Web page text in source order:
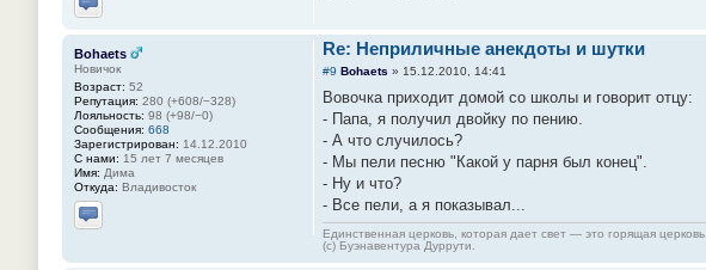
Отправить личное сообщение
Bohaets
Новичок
Возраст: 52
Репутация: 280 (+608/−328)
Лояльность: 98 (+98/−0)
Сообщения: 668
Зарегистрирован: 14.12.2010
С нами: 15 лет 7 месяцев
Имя: Дима
Откуда: Владивосток
Отправить личное сообщение
Re: Неприличные анекдоты и шутки
#9 Bohaets » 15.12.2010, 14:41
Вовочка приходит домой со школы и говорит отцу:
- Папа, я получил двойку по пению.
- А что случилось?
- Мы пели песню "Какой у парня был конец".
- Ну и что?
- Все пели, а я показывал...
Единственная церковь, которая дает свет — это горящая церковь.
(с) Буэнавентура Дуррути.